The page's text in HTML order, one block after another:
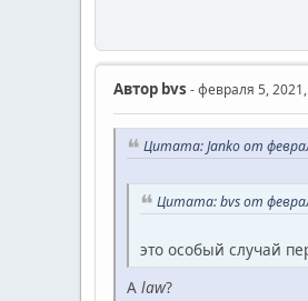
Автор bvs - февраля 5,
Цитата: Janko от
Цитата: bvs от
это особый случай
A law?